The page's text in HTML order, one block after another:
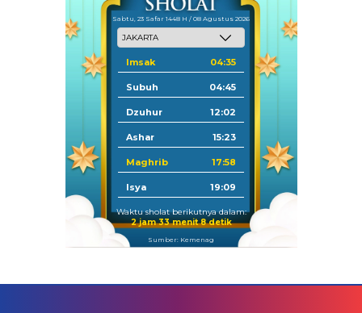
Sabtu, 23 Safar 1448 H / 08 Agustus 2026
Imsak 04:35
Subuh 04:45
Dzuhur 12:02
Ashar 15:23
Maghrib 17:58
Isya 19:09
Waktu sholat berikutnya dalam:
2 jam 33 menit 7 detik
Sumber: Kemenag